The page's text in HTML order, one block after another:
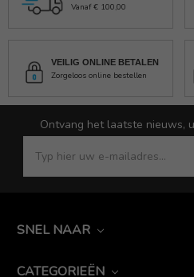
Vanaf € 100,00
VEILIG ONLINE BETALEN
Zorgeloos online bestellen
Ontvang het laatste nieuws,
SNEL NAAR
CATEGORIEËN